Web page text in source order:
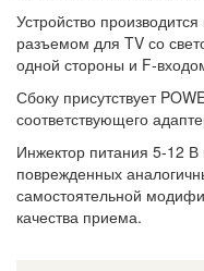
Устройство
разъемом для TV со
одной стороны и F-
Сбоку присутствует
соответствующего
Инжектор питания 5-12
поврежденных
самостоятельной
качества приема.